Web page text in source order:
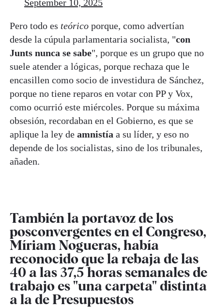
September 10, 2025
Pero todo es teórico porque, como advertían
desde la cúpula parlamentaria socialista, "con
Junts nunca se sabe", porque es un grupo que no
suele atender a lógicas, porque rechaza que le
encasillen como socio de investidura de Sánchez,
porque no tiene reparos en votar con PP y Vox,
como ocurrió este miércoles. Porque su máxima
obsesión, recordaban en el Gobierno, es que se
aplique la ley de amnistía a su líder, y eso no
depende de los socialistas, sino de los tribunales,
añaden.
También la portavoz de los
posconvergentes en el Congreso,
Míriam Nogueras, había
reconocido que la rebaja de las
40 a las 37,5 horas semanales de
trabajo es "una carpeta" distinta
a la de Presupuestos